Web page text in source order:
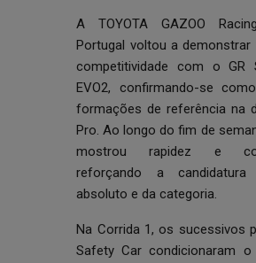
A TOYOTA GAZOO
Portugal voltou a
competitividade com o GR
EVO2, confirmando-se
formações de referência na
Pro. Ao longo do fim de
mostrou rapidez e
reforçando a
absoluto e da categoria.
Na Corrida 1, os sucessivos
Safety Car condicionaram o